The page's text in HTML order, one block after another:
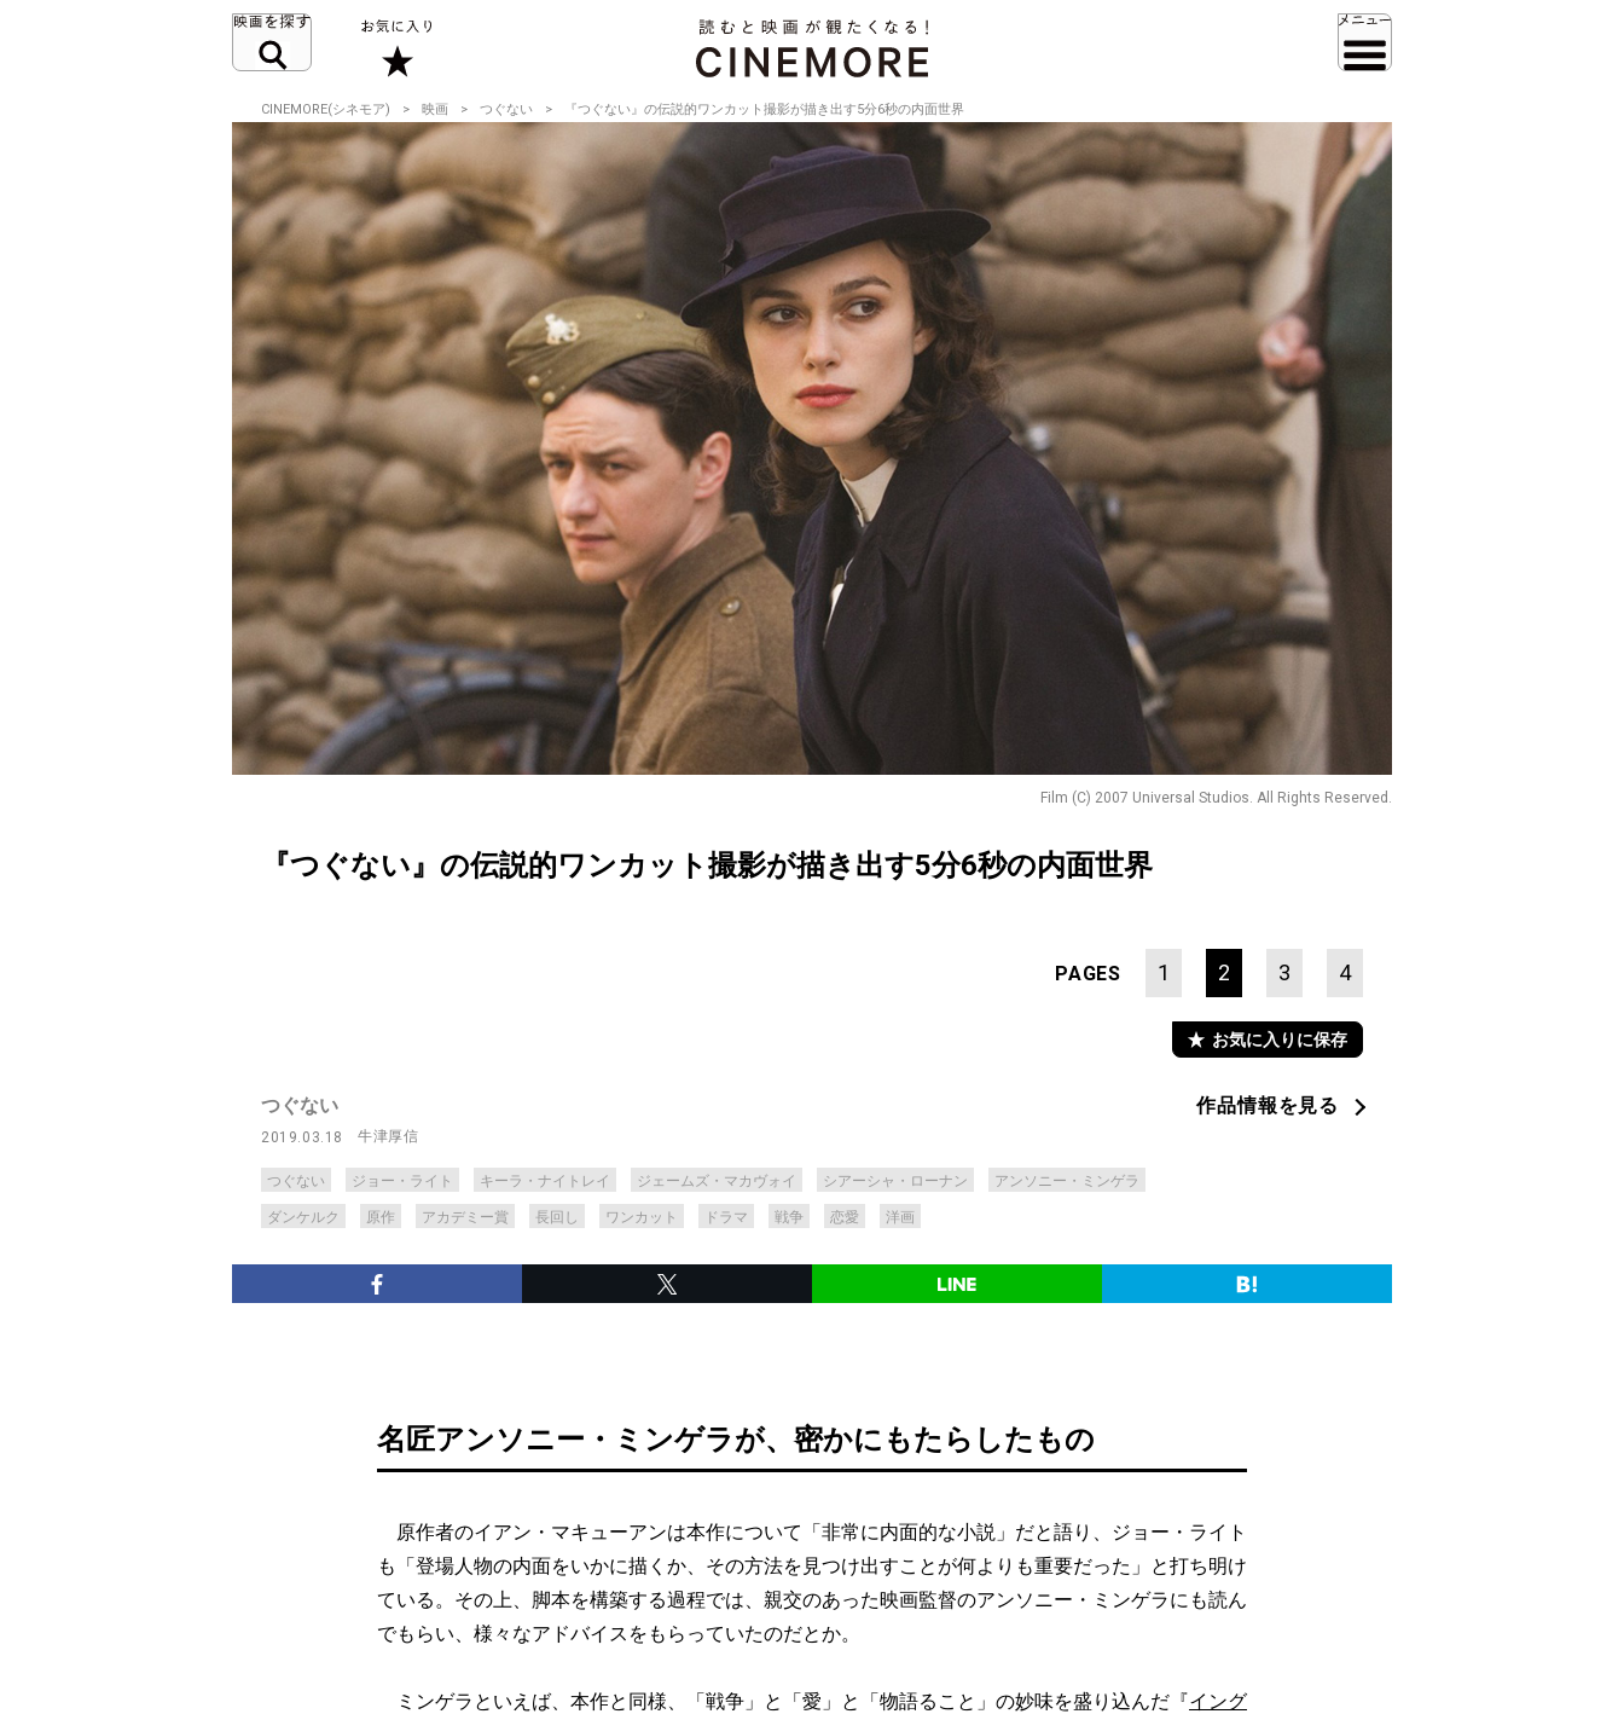
CINEMORE(シネモア) 映画 つぐない 『つぐない』の伝説的ワンカット撮影が描き出す5分6秒の内面世界
Film (C) 2007 Universal Studios. All Rights Reserved.
『つぐない』の伝説的ワンカット撮影が描き出す5分6秒の内面世界
PAGES 1 2 3 4
お気に入りに保存
つぐない
2019.03.18 牛津厚信
つぐない ジョー・ライト キーラ・ナイトレイ ジェームズ・マカヴォイ シアーシャ・ローナン アンソニー・ミンゲラ
ダンケルク 原作 アカデミー賞 長回し ワンカット ドラマ 戦争 恋愛 洋画
作品情報を見る
名匠アンソニー・ミンゲラが、密かにもたらしたもの
原作者のイアン・マキューアンは本作について「非常に内面的な小説」だと語り、ジョー・ライト
も「登場人物の内面をいかに描くか、その方法を見つけ出すことが何よりも重要だった」と打ち明け
ている。その上、脚本を構築する過程では、親交のあった映画監督のアンソニー・ミンゲラにも読ん
でもらい、様々なアドバイスをもらっていたのだとか。
ミンゲラといえば、本作と同様、「戦争」と「愛」と「物語ること」の妙味を盛り込んだ『イング